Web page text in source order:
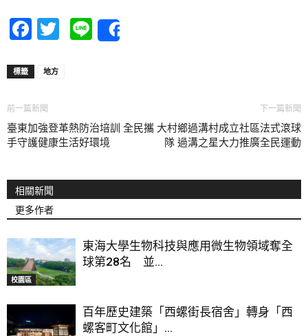
Facebook
Twitter
Line
標籤 地方
前一篇新聞
臺東加強登革熱防治培訓 全民攜
手守護健康生活好環境
下一篇新聞
大村鄉過溝村成立社區法式滾球
隊 過溝之星大力推廣全民運動
相關新聞
更多作者
校園區
東海大學生物科技與應用微生物領域奪全
球第28名 並...
百年歷史建築「西螺街長宿舍」轉身「西
螺客町文化館」...